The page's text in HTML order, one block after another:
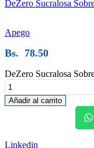
DeZero Sucralosa
Apego
Bs. 78.50
DeZero Sucralosa
Añadir al carrito
Linkedin